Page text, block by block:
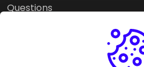
Questions